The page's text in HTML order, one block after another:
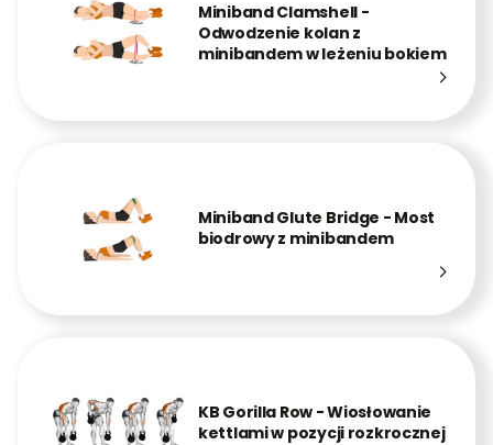
Miniband Clamshell -
Odwodzenie kolan z
minibandem w leżeniu bokiem
Miniband Glute Bridge - Most
biodrowy z minibandem
KB Gorilla Row - Wiosłowanie
kettlami w pozycji rozkrocznej